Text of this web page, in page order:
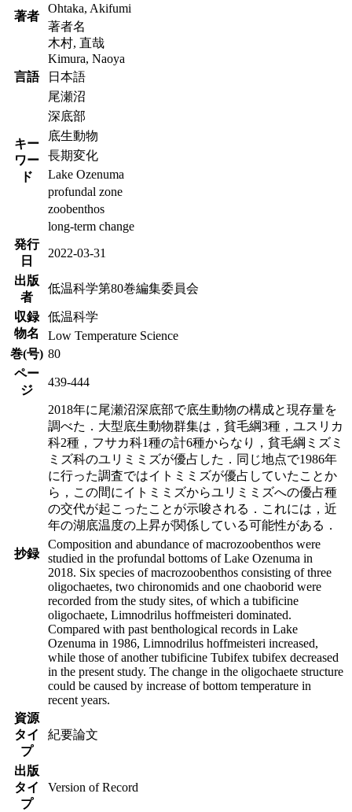
著者
Ohtaka, Akifumi
著者名
木村, 直哉
Kimura, Naoya
言語
日本語
キー
ワー
ド
尾瀬沼
深底部
底生動物
長期変化
Lake Ozenuma
profundal zone
zoobenthos
long-term change
発行
日
2022-03-31
出版
者
低温科学第80巻編集委員会
収録
物名
低温科学
Low Temperature Science
巻(号) 80
ペー
ジ
439-444
抄録
2018年に尾瀬沼深底部で底生動物の構成と現存量を
調べた．大型底生動物群集は，貧毛綱3種，ユスリカ
科2種，フサカ科1種の計6種からなり，貧毛綱ミズミ
ミズ科のユリミミズが優占した．同じ地点で1986年
に行った調査ではイトミミズが優占していたことか
ら，この間にイトミミズからユリミミズへの優占種
の交代が起こったことが示唆される．これには，近
年の湖底温度の上昇が関係している可能性がある．
Composition and abundance of macrozoobenthos were
studied in the profundal bottoms of Lake Ozenuma in
2018. Six species of macrozoobenthos consisting of three
oligochaetes, two chironomids and one chaoborid were
recorded from the study sites, of which a tubificine
oligochaete, Limnodrilus hoffmeisteri dominated.
Compared with past benthological records in Lake
Ozenuma in 1986, Limnodrilus hoffmeisteri increased,
while those of another tubificine Tubifex tubifex decreased
in the present study. The change in the oligochaete structure
could be caused by increase of bottom temperature in
recent years.
資源
タイ
プ
紀要論文
出版
タイ
プ
Version of Record